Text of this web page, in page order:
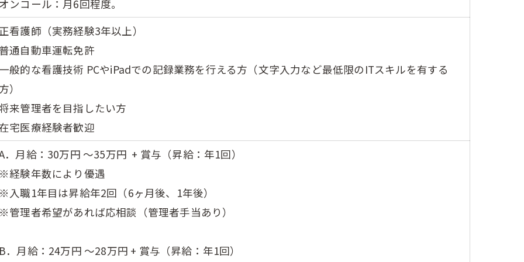
ンコール：月6回程度。
看護師（実務経験3年以上）
通自動車運転免許
般的な看護技術 PCやiPadでの記録業務を行える方（文字入力など最低限のITスキルを有する
）
来管理者を目指したい方
宅医療経験者歓迎
．月給：30万円 ～35万円 + 賞与（昇給：年1回）
経験年数により優遇
入職1年目は昇給年2回（6ヶ月後、1年後）
管理者希望があれば応相談（管理者手当あり）
． 月給：24万円 ～28万円 + 賞与 （昇給：年1回）